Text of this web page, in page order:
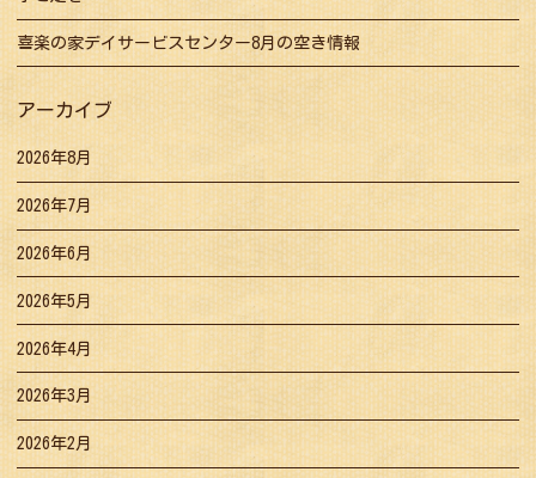
喜楽の家デイサービスセンター8月の空き情報
アーカイブ
2026年8月
2026年7月
2026年6月
2026年5月
2026年4月
2026年3月
2026年2月